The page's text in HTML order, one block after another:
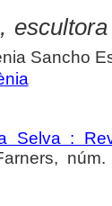
Sancho
Selva :